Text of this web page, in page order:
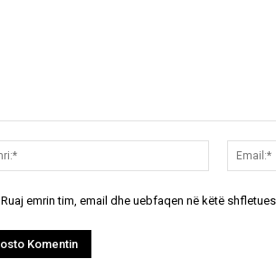
Emri:*
Ruaj emrin tim, email dhe uebfaqen në këtë